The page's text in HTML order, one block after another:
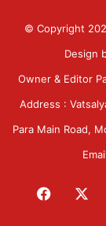
© Copyright
Design
Owner & Editor
Address :
Para Main Road,